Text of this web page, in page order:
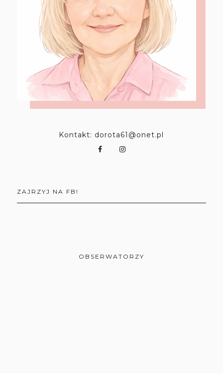
Kontakt: dorota61@onet.pl
ZAJRZYJ NA FB!
OBSERWATORZY